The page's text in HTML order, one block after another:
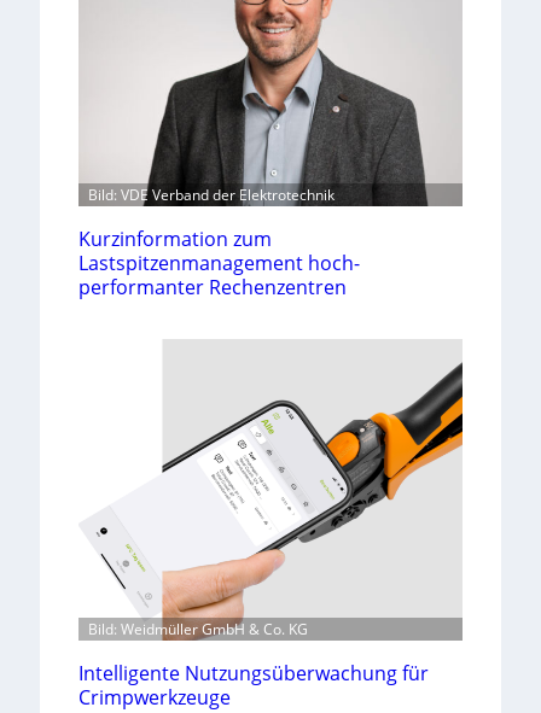
Bild: VDE Verband der Elektrotechnik
Kurzinformation zum
Lastspitzenmanagement hoch-
performanter Rechenzentren
Bild: Weidmüller GmbH & Co. KG
Intelligente Nutzungsüberwachung für
Crimpwerkzeuge